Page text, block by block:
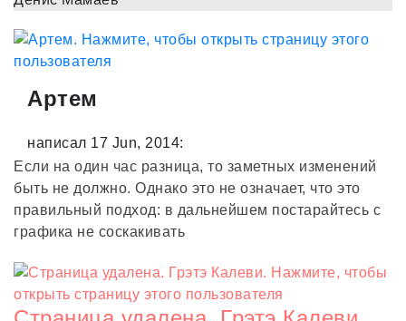
Артем
написал 17 Jun, 2014:
Если на один час разница, то заметных изменений
быть не должно. Однако это не означает, что это
правильный подход: в дальнейшем постарайтесь с
графика не соскакивать